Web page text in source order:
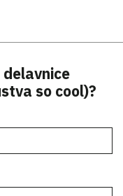
delavnice
so cool)?